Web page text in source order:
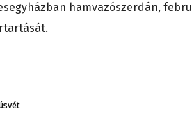
hamvazószerdán,